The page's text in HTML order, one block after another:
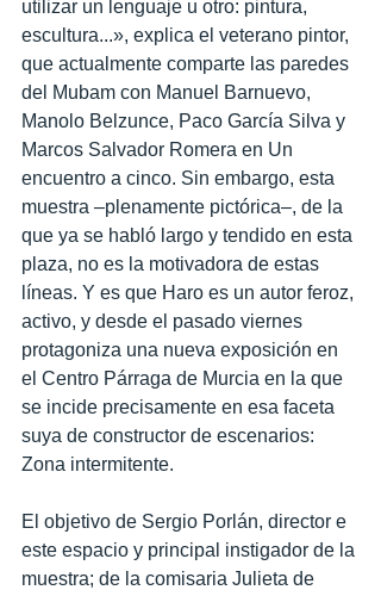
utilizar un lenguaje u otro: pintura,
escultura...», explica el veterano pintor,
que actualmente comparte las paredes
del Mubam con Manuel Barnuevo,
Manolo Belzunce, Paco García Silva y
Marcos Salvador Romera en Un
encuentro a cinco. Sin embargo, esta
muestra –plenamente pictórica–, de la
que ya se habló largo y tendido en esta
plaza, no es la motivadora de estas
líneas. Y es que Haro es un autor feroz,
activo, y desde el pasado viernes
protagoniza una nueva exposición en
el Centro Párraga de Murcia en la que
se incide precisamente en esa faceta
suya de constructor de escenarios:
Zona intermitente.
El objetivo de Sergio Porlán, director e
este espacio y principal instigador de la
muestra; de la comisaria Julieta de